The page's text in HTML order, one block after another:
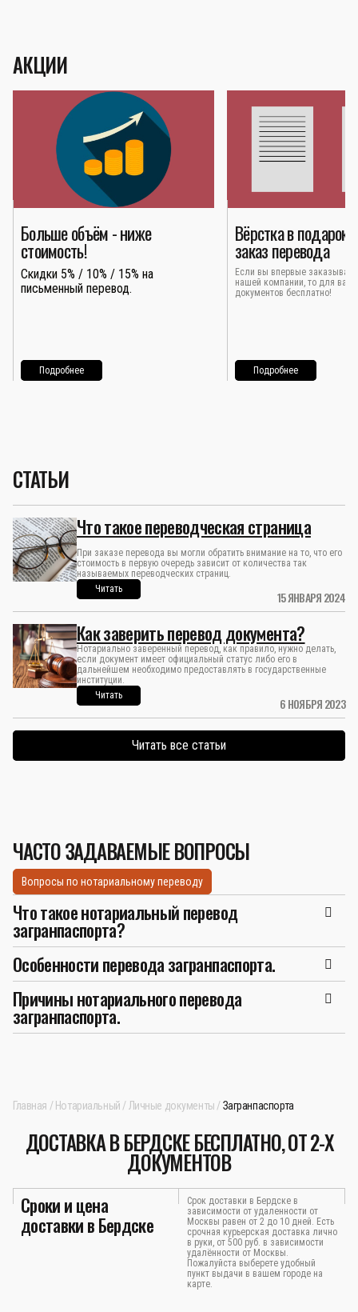
АКЦИИ
Больше объём - ниже
стоимость!
Скидки 5% / 10% / 15% на
письменный перевод.
Подробнее
Вёрстка в подарок
заказ перевода
Если вы впервые
нашей компании, то для вас
документов бесплатно!
Подробнее
СТАТЬИ
15 ЯНВАРЯ 2024
Что такое переводческая страница
При заказе перевода вы могли обратить внимание на то, что его
стоимость в первую очередь зависит от количества так
называемых переводческих страниц.
Читать
6 НОЯБРЯ 2023
Как заверить перевод документа?
Нотариально заверенный перевод, как правило, нужно делать,
если документ имеет официальный статус либо его в
дальнейшем необходимо предоставлять в государственные
институции.
Читать
Читать все статьи
ЧАСТО ЗАДАВАЕМЫЕ ВОПРОСЫ
Вопросы по нотариальному переводу
Что такое нотариальный перевод
загранпаспорта?
Особенности перевода загранпаспорта.
Причины нотариального перевода
загранпаспорта.
Главная Нотариальный Личные документы Загранпаспорта
ДОСТАВКА В БЕРДСКЕ БЕСПЛАТНО, ОТ 2-Х
ДОКУМЕНТОВ
Сроки и цена
доставки в Бердске
Срок доставки в Бердске в
зависимости от удаленности от
Москвы равен от 2 до 10 дней. Есть
срочная курьерская доставка лично
в руки, от 500 руб. в зависимости
удалённости от Москвы.
Пожалуйста выберете удобный
пункт выдачи в вашем городе на
карте.